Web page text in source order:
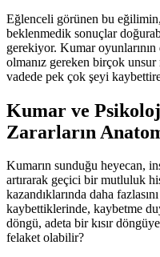
Eğlenceli görünen bu
beklenmedik sonuçlar
gerekiyor. Kumar oyunlarının
olmanız gereken birçok
vadede pek çok şeyi
Kumar ve
Zararların
Kumarın sunduğu heyecan,
artırarak geçici bir mutluluk
kazandıklarında daha
kaybettiklerinde, kaybetme
döngü, adeta bir kısır
felaket olabilir?